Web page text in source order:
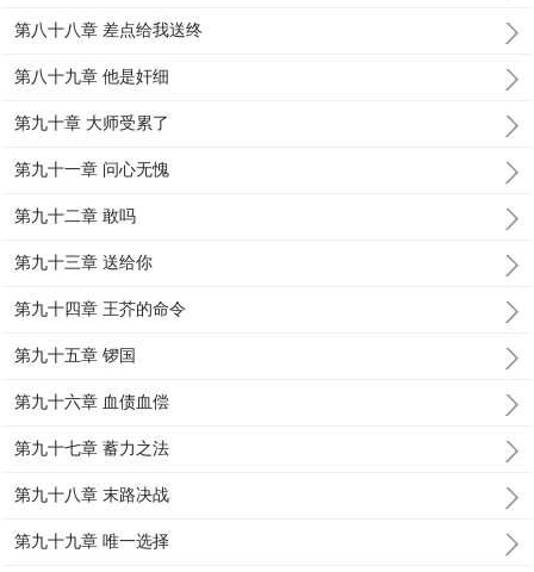
第八十八章 差点给我送终
第八十九章 他是奸细
第九十章 大师受累了
第九十一章 问心无愧
第九十二章 敢吗
第九十三章 送给你
第九十四章 王芥的命令
第九十五章 锣国
第九十六章 血债血偿
第九十七章 蓄力之法
第九十八章 末路决战
第九十九章 唯一选择